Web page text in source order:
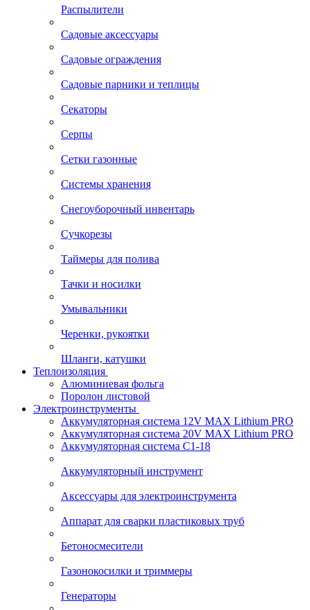
Распылители
Садовые аксессуары
Садовые ограждения
Садовые парники и теплицы
Секаторы
Серпы
Сетки газонные
Системы хранения
Снегоуборочный инвентарь
Сучкорезы
Таймеры для полива
Тачки и носилки
Умывальники
Черенки, рукоятки
Шланги, катушки
Теплоизоляция
Алюминиевая фольга
Поролон листовой
Электроинструменты
Аккумуляторная система 12V MAX Lithium PRO
Аккумуляторная система 20V MAX Lithium PRO
Аккумуляторная система С1-18
Аккумуляторный инструмент
Аксессуары для электроинструмента
Аппарат для сварки пластиковых труб
Бетоносмесители
Газонокосилки и триммеры
Генераторы